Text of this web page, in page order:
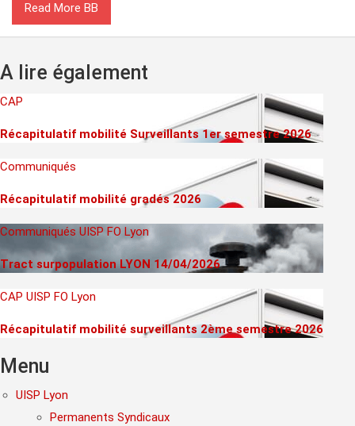
Read More
A lire également
CAP
Récapitulatif mobilité Surveillants 1er semestre 2026
Communiqués
Récapitulatif mobilité gradés 2026
Communiqués UISP FO Lyon
Tract surpopulation LYON 14/04/2026
CAP UISP FO Lyon
Récapitulatif mobilité surveillants 2ème semestre 2026
Menu
UISP Lyon
Permanents Syndicaux